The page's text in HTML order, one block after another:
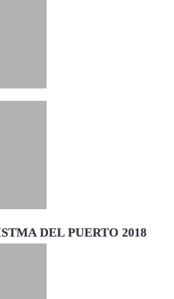
DEL PUERTO 2018